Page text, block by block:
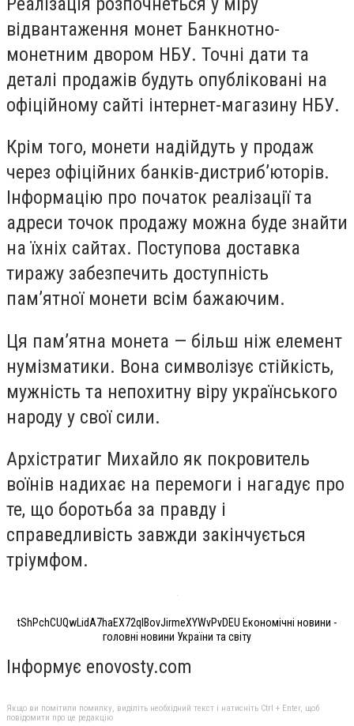
відвантаження монет Банкнотно-
монетним двором НБУ. Точні дати та
деталі продажів будуть опубліковані на
офіційному сайті інтернет-магазину НБУ.
Крім того, монети надійдуть у продаж
через офіційних банків-дистриб’юторів.
Інформацію про початок реалізації та
адреси точок продажу можна буде знайти
на їхніх сайтах. Поступова доставка
тиражу забезпечить доступність
пам’ятної монети всім бажаючим.
Ця пам’ятна монета — більш ніж елемент
нумізматики. Вона символізує стійкість,
мужність та непохитну віру українського
народу у свої сили.
Архістратиг Михайло як покровитель
воїнів надихає на перемоги і нагадує про
те, що боротьба за правду і
справедливість завжди закінчується
тріумфом.
tShPchCUQwLidA7haEX72qlBovJirmeXYWvPvDEU Економічні новини -
головні новини України та світу
Інформує enovosty.com
Якщо ви помітили помилку, виділіть необхідний текст і натисніть Ctrl + Enter, щоб
повідомити про це редакцію